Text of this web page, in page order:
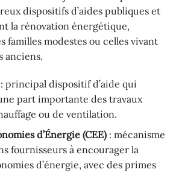
dispositifs d’aides publiques et
la rénovation énergétique,
familles modestes ou celles vivant
anciens.
principal dispositif d’aide qui
part importante des travaux
ou de ventilation.
d’Énergie (CEE): mécanisme
fournisseurs à encourager la
d’énergie, avec des primes